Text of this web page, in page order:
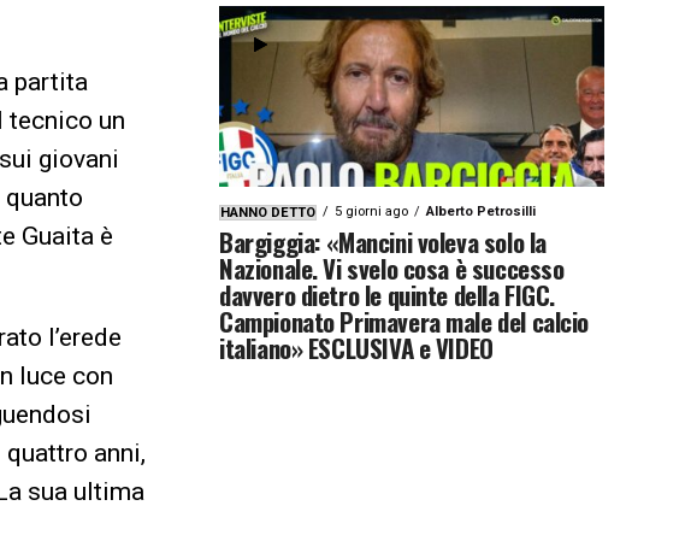
partita
tecnico un
giovani
Guaita è
l’erede
luce con
anni,
sua ultima
HANNO DETTO 5 giorni ago Alberto Petrosilli
Bargiggia: «Mancini voleva solo la
Nazionale. Vi svelo cosa è successo
davvero dietro le quinte della FIGC.
Campionato Primavera male del calcio
italiano» ESCLUSIVA e VIDEO